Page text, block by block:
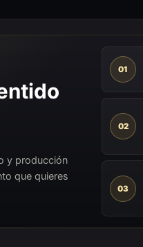
y producción
que quieres
01
02
03